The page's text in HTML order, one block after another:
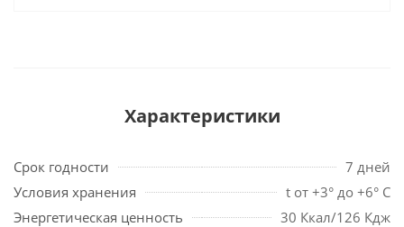
Характеристики
Срок годности
7 дней
Условия хранения
t от +3° до +6° С
Энергетическая ценность
30 Ккал/126 Кдж